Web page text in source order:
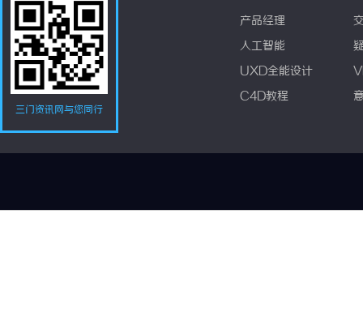
三门资讯网与您同行
产品经理
人工智能
UXD全能设计
C4D教程